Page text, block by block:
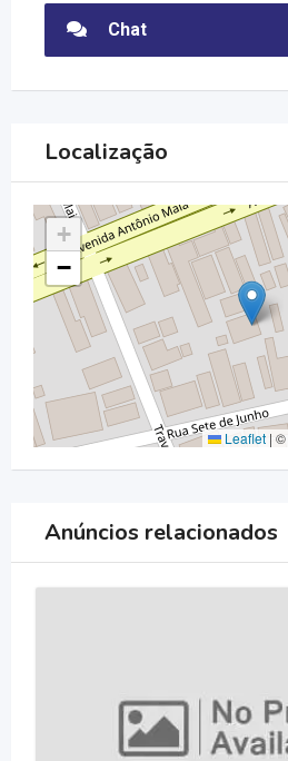
Chat
Localização
+
−
Leaflet | ©
Anúncios relacionados